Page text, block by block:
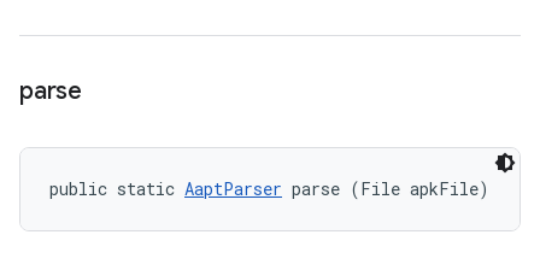
parse
public static AaptParser parse (File apkFile)